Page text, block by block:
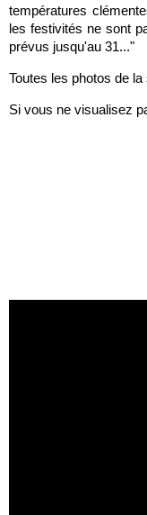
températures
les festivités ne sont
prévus jusqu'au 31..."
Toutes les photos de la
Si vous ne visualisez